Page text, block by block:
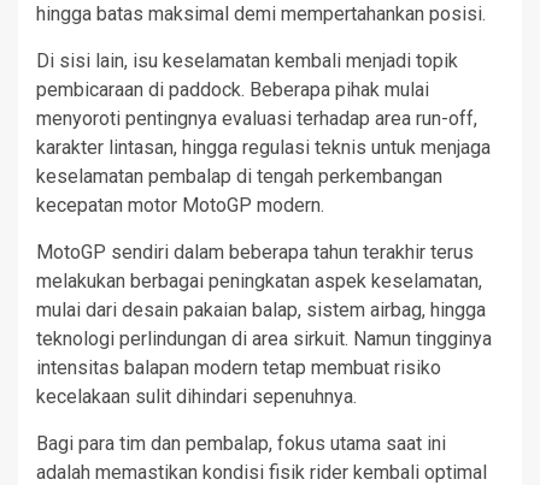
hingga batas maksimal demi mempertahankan posisi.
Di sisi lain, isu keselamatan kembali menjadi topik
pembicaraan di paddock. Beberapa pihak mulai
menyoroti pentingnya evaluasi terhadap area run-off,
karakter lintasan, hingga regulasi teknis untuk menjaga
keselamatan pembalap di tengah perkembangan
kecepatan motor MotoGP modern.
MotoGP sendiri dalam beberapa tahun terakhir terus
melakukan berbagai peningkatan aspek keselamatan,
mulai dari desain pakaian balap, sistem airbag, hingga
teknologi perlindungan di area sirkuit. Namun tingginya
intensitas balapan modern tetap membuat risiko
kecelakaan sulit dihindari sepenuhnya.
Bagi para tim dan pembalap, fokus utama saat ini
adalah memastikan kondisi fisik rider kembali optimal